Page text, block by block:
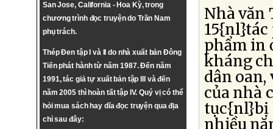
San Jose, California - Hoa Kỳ, trong
chương trình đọc truyện do Trần Nam
phụ trách.
Thép Đen tập I và II do nhà xuất bản Đông
Tiến phát hành từ năm 1987. Đến năm
1991, tác giả tự xuất bản tập III và đến
năm 2005 thì hoàn tất tập IV. Quý vị có thể
hỏi mua sách hay dĩa đọc truyện qua địa
chỉ sau đây:
Nhà văn
15{nl}tác
phẩm in
kháng
dân
của nhà
tục{nl}bị
nhiều